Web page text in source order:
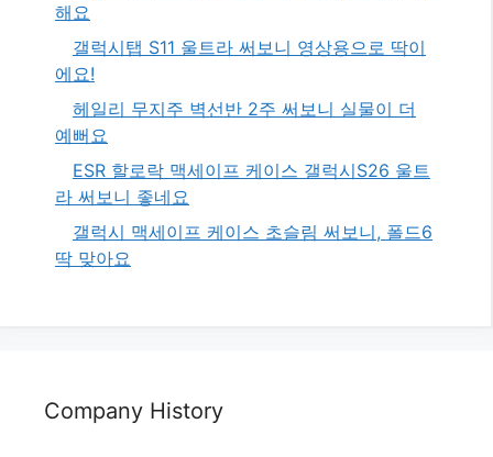
해요
갤럭시탭 S11 울트라 써보니 영상용으로 딱이
에요!
헤일리 무지주 벽선반 2주 써보니 실물이 더
예뻐요
ESR 할로락 맥세이프 케이스 갤럭시S26 울트
라 써보니 좋네요
갤럭시 맥세이프 케이스 초슬림 써보니, 폴드6
딱 맞아요
Company History